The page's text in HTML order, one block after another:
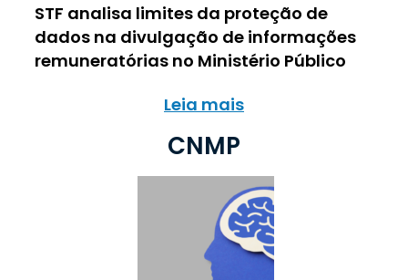
STF analisa limites da proteção de
dados na divulgação de informações
remuneratórias no Ministério Público
Leia mais
CNMP